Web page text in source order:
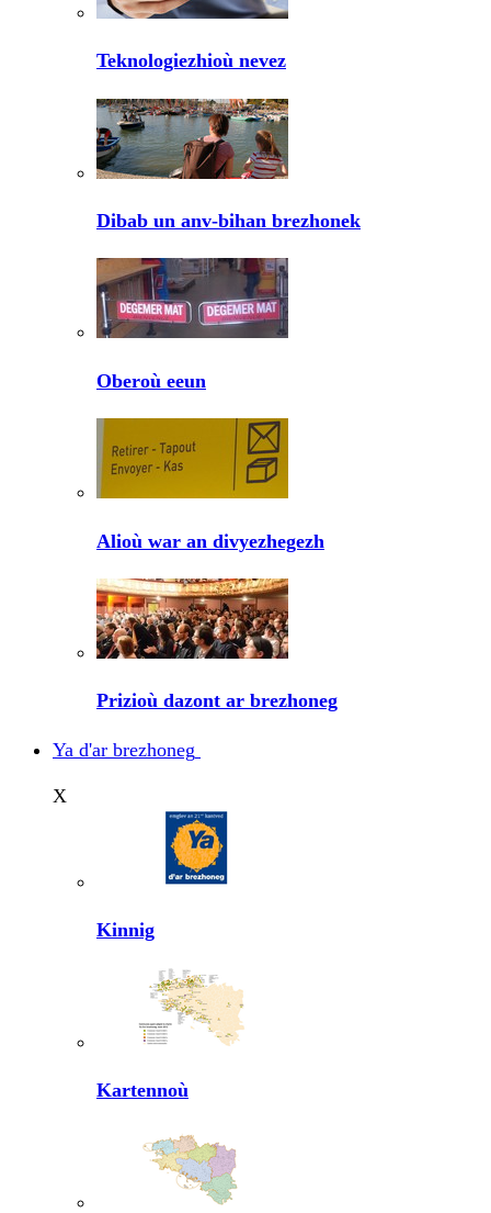
Teknologiezhioù nevez
Dibab un anv-bihan brezhonek
Oberoù eeun
Alioù war an divyezhegezh
Prizioù dazont ar brezhoneg
Ya d'ar brezhoneg
X
Kinnig
Kartennoù